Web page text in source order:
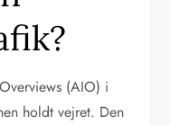
(AIO) i
holdt vejret. Den